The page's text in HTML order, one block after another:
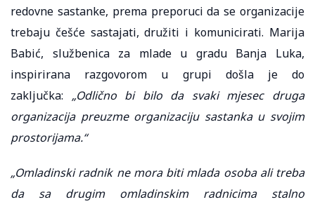
redovne sastanke, prema preporuci da se organizacije
trebaju češće sastajati, družiti i komunicirati. Marija
Babić, službenica za mlade u gradu Banja Luka,
inspirirana razgovorom u grupi došla je do
zaključka: „Odlično bi bilo da svaki mjesec druga
organizacija preuzme organizaciju sastanka u svojim
prostorijama.“
„Omladinski radnik ne mora biti mlada osoba ali treba
da sa drugim omladinskim radnicima stalno